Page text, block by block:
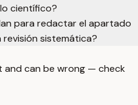
científico?
para redactar el apartado
sistemática?
can be wrong — check